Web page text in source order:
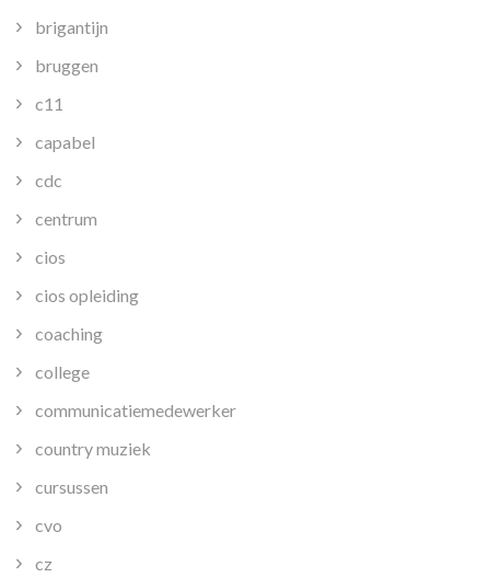
brigantijn
bruggen
c11
capabel
cdc
centrum
cios
cios opleiding
coaching
college
communicatiemedewerker
country muziek
cursussen
cvo
cz